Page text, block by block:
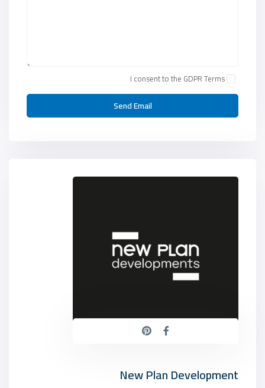
I consent to the GDPR Terms
New Plan Development